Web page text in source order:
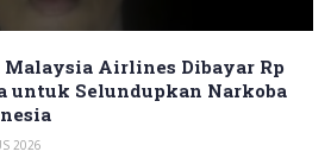
Airlines Dibayar Rp
untuk Selundupkan Narkoba
2026